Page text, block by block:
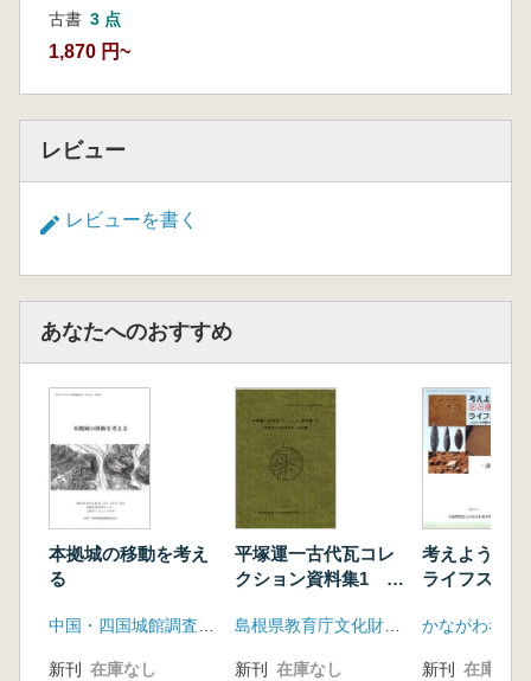
古書 3 点
1,870 円~
レビュー
レビューを書く
あなたへのおすすめ
本拠城の移動を考え
る
新刊 在庫なし
平塚運一古代瓦コレ
クション資料集1 武
鐙瓦編
新刊 在庫なし
考えよう!旧
ライフスタ
る旧石器時
かながわ考古
新刊 在庫なし